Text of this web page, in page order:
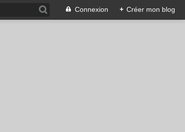
Connexion + Créer mon blog